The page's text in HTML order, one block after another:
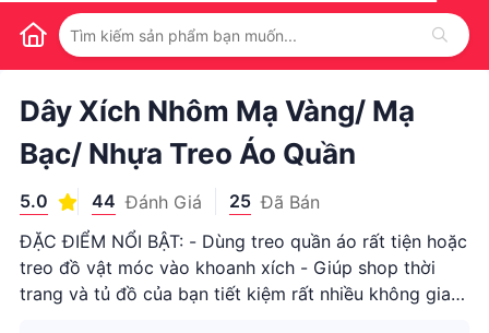
1 / 1
Dây Xích Nhôm Mạ Vàng/ Mạ
Bạc/ Nhựa Treo Áo Quần
5.0 44 Đánh Giá 25 Đã Bán
ĐẶC ĐIỂM NỔI BẬT: - Dùng treo quần áo rất tiện hoặc
treo đồ vật móc vào khoanh xích - Giúp shop thời
trang và tủ đồ của bạn tiết kiệm rất nhiều không gian.